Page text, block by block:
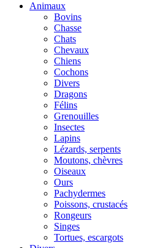
Animaux
Bovins
Chasse
Chats
Chevaux
Chiens
Cochons
Divers
Dragons
Félins
Grenouilles
Insectes
Lapins
Lézards, serpents
Moutons, chèvres
Oiseaux
Ours
Pachydermes
Poissons, crustacés
Rongeurs
Singes
Tortues, escargots